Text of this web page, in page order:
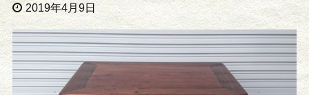
2019年4月9日